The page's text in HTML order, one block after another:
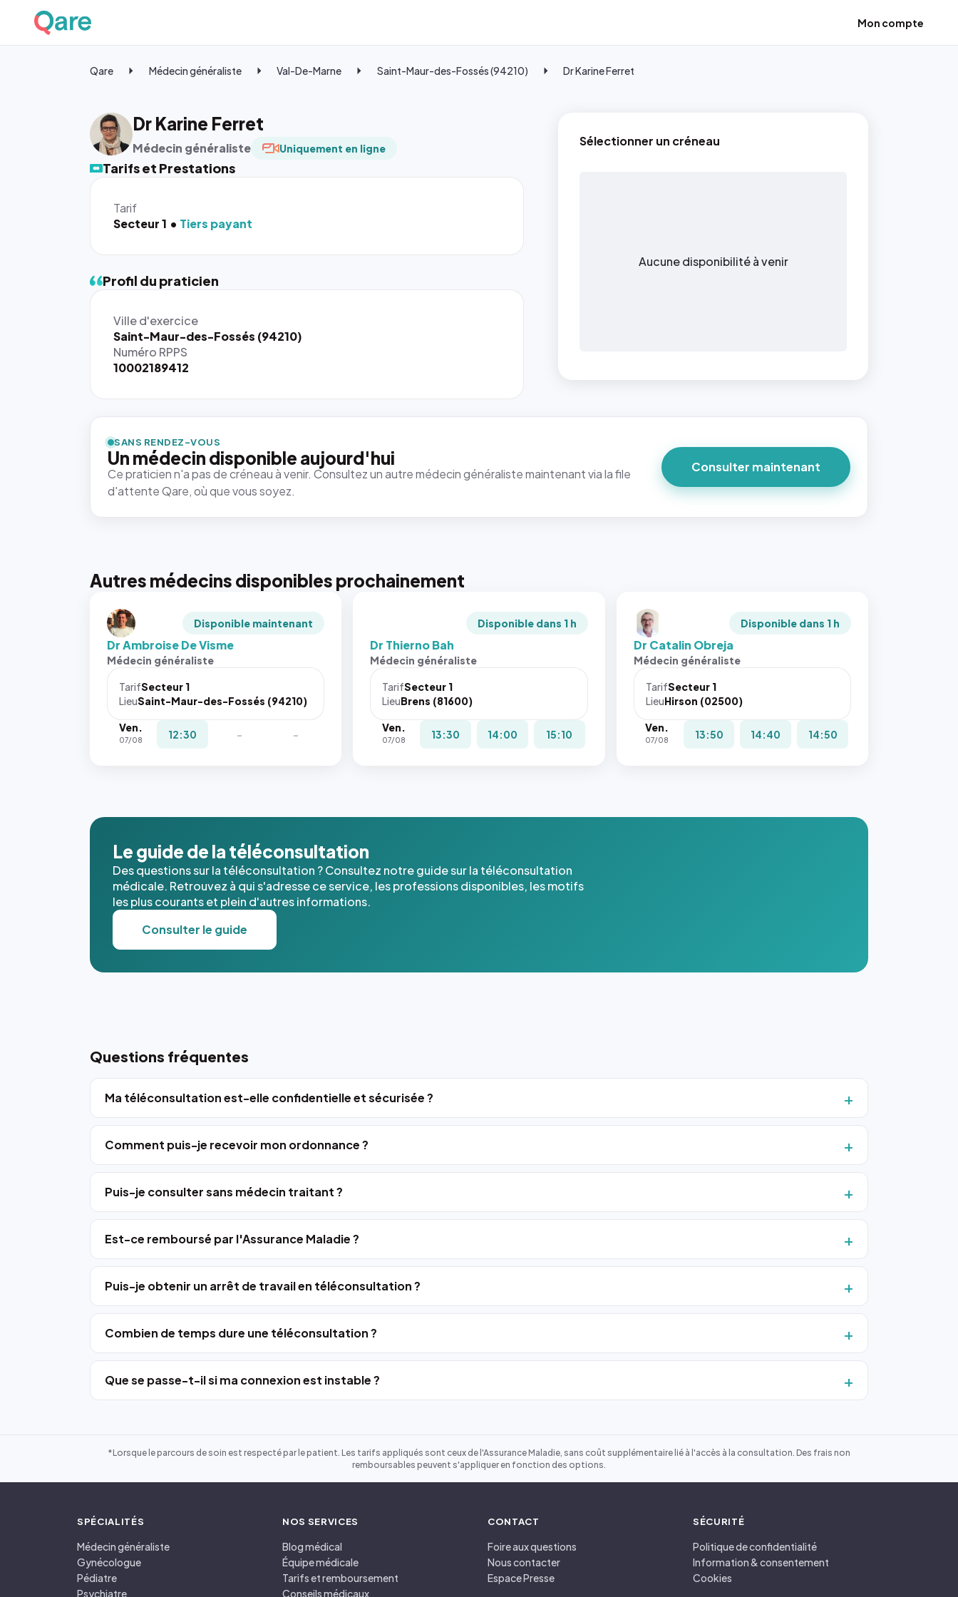
Mon compte
Qare Médecin généraliste Val-De-Marne Saint-Maur-des-Fossés (94210) Dr Karine Ferret
Dr Karine Ferret
Médecin généraliste Uniquement en ligne
Tarifs et Prestations
Tarif
Secteur 1
Tiers payant
Sélectionner un créneau
Aucune disponibilité à venir
Profil du praticien
Ville d'exercice
Saint-Maur-des-Fossés (94210)
Numéro RPPS
10002189412
SANS RENDEZ-VOUS
Un médecin disponible aujourd'hui
Ce praticien n'a pas de créneau à venir. Consultez un autre médecin généraliste maintenant via la file
d'attente Qare, où que vous soyez.
Consulter maintenant
Autres médecins disponibles prochainement
Disponible maintenant
Dr Ambroise De Visme
Médecin généraliste
TarifSecteur 1
LieuSaint-Maur-des-Fossés (94210)
Ven.
07/08 12:30 - -
Disponible dans 1 h
Dr Thierno Bah
Médecin généraliste
TarifSecteur 1
LieuBrens (81600)
Ven.
07/08 13:30 14:00 15:10
Disponible dans 1 h
Dr Catalin Obreja
Médecin généraliste
TarifSecteur 1
LieuHirson (02500)
Ven.
07/08 13:50 14:40 14:50
Le guide de la téléconsultation
Des questions sur la téléconsultation ? Consultez notre guide sur la téléconsultation
médicale. Retrouvez à qui s'adresse ce service, les professions disponibles, les motifs
les plus courants et plein d'autres informations.
Consulter le guide
Questions fréquentes
Ma téléconsultation est-elle confidentielle et sécurisée ?
Comment puis-je recevoir mon ordonnance ?
Puis-je consulter sans médecin traitant ?
Est-ce remboursé par l'Assurance Maladie ?
Puis-je obtenir un arrêt de travail en téléconsultation ?
Combien de temps dure une téléconsultation ?
Que se passe-t-il si ma connexion est instable ?
*Lorsque le parcours de soin est respecté par le patient. Les tarifs appliqués sont ceux de l'Assurance Maladie, sans coût supplémentaire lié à l'accès à la consultation. Des frais non
remboursables peuvent s'appliquer en fonction des options.
SPÉCIALITÉS
Médecin généraliste
Gynécologue
Pédiatre
Psychiatre
NOS SERVICES
Blog médical
Équipe médicale
Tarifs et remboursement
Conseils médicaux
CONTACT
Foire aux questions
Nous contacter
Espace Presse
SÉCURITÉ
Politique de confidentialité
Information & consentement
Cookies